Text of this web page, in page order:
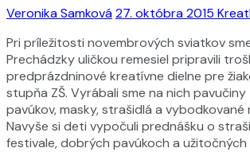
Veronika Samková27. októbra 2015
Pri príležitosti novembrových sviatkov
Prechádzky uličkou remesiel pripravili
predprázdninové kreatívne dielne pre
stupňa ZŠ. Vyrábali sme na nich
pavúkov, masky, strašidlá a vybodkované
Navyše si deti vypočuli prednášku o
festivale, dobrých pavúkoch a užitočných